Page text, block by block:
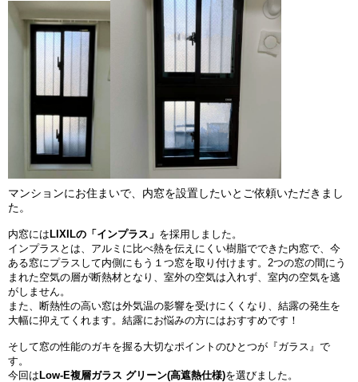
マンションにお住まいで、内窓を設置したいとご依頼いただきまし
た。
内窓には LIXILの「インプラス」 を採用しました。
インプラスとは、アルミに比べ熱を伝えにくい樹脂でできた内窓で、今
ある窓にプラスして内側にもう１つ窓を取り付けます。2つの窓の間にう
まれた空気の層が断熱材となり、室外の空気は入れず、室内の空気を逃
がしません。
また、断熱性の高い窓は外気温の影響を受けにくくなり、結露の発生を
大幅に抑えてくれます。結露にお悩みの方にはおすすめです！
そして窓の性能のガキを握る大切なポイントのひとつが『ガラス』で
す。
今回は Low-E複層ガラス グリーン(高遮熱仕様)を選びました。